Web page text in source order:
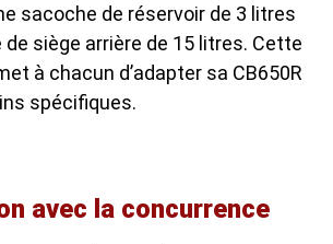
sacoche de réservoir de 3 litres
siège arrière de 15 litres. Cette
à chacun d’adapter sa CB650R
spécifiques.
avec la concurrence